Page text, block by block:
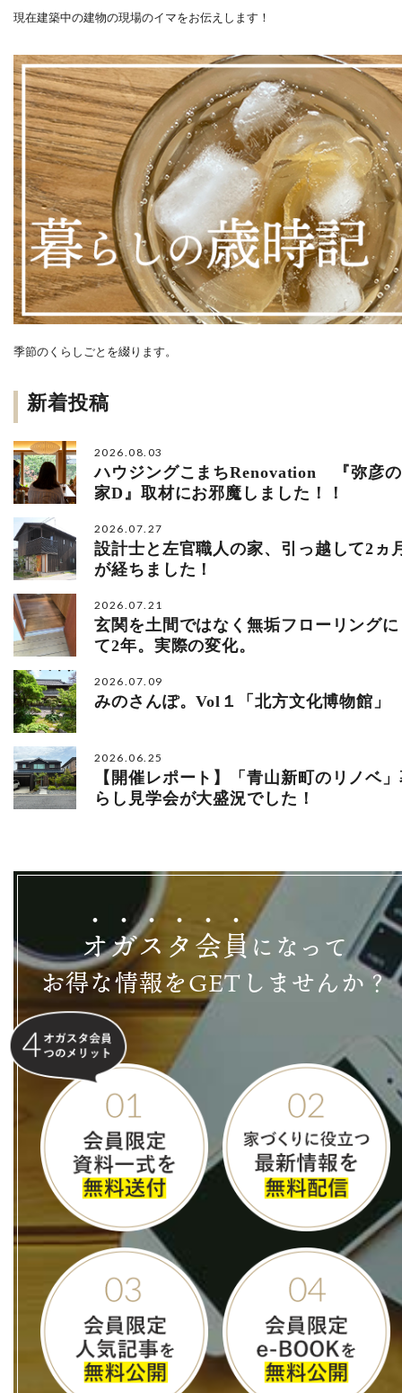
現在建築中の建物の現場のイマをお伝えします！
季節のくらしごとを綴ります。
新着投稿
2026.08.03
ハウジングこまちRenovation 『弥彦の
家D』取材にお邪魔しました！！
2026.07.27
設計士と左官職人の家、引っ越して2ヵ
が経ちました！
2026.07.21
玄関を土間ではなく無垢フローリング
て2年。実際の変化。
2026.07.09
みのさんぽ。Vol１「北方文化博物館」
2026.06.25
【開催レポート】「青山新町のリノベ
らし見学会が大盛況でした！
オガス タ会員になって
お得な情報をGETしませんか？